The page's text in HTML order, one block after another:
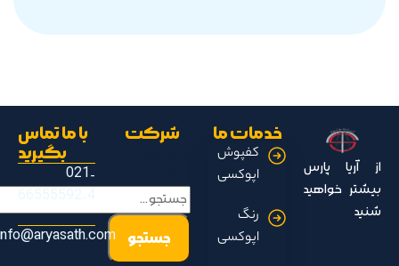
از آریا پارس
بیشتر خواهید
شنید
خدمات ما
کفپوش
اپوکسی
رنگ
اپوکسی
شرکت
با ما تماس
بگیرید
021-
info@aryasath.com